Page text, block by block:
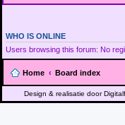
WHO IS ONLINE
Users browsing this forum: No
Home Board index
Design & realisatie door